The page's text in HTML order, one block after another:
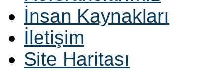
İnsan Kaynakları
İletişim
Site Haritası